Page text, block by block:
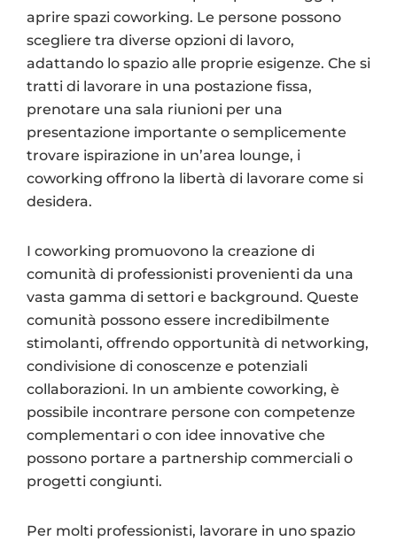
aprire spazi coworking. Le persone possono
scegliere tra diverse opzioni di lavoro,
adattando lo spazio alle proprie esigenze. Che si
tratti di lavorare in una postazione fissa,
prenotare una sala riunioni per una
presentazione importante o semplicemente
trovare ispirazione in un’area lounge, i
coworking offrono la libertà di lavorare come si
desidera.
I coworking promuovono la creazione di
comunità di professionisti provenienti da una
vasta gamma di settori e background. Queste
comunità possono essere incredibilmente
stimolanti, offrendo opportunità di networking,
condivisione di conoscenze e potenziali
collaborazioni. In un ambiente coworking, è
possibile incontrare persone con competenze
complementari o con idee innovative che
possono portare a partnership commerciali o
progetti congiunti.
Per molti professionisti, lavorare in uno spazio